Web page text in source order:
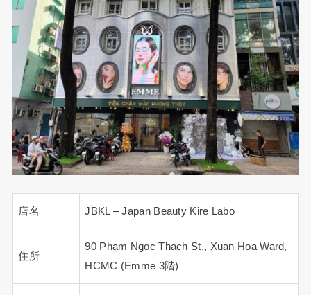
店名 JBKL – Japan Beauty Kire Labo
住所
90 Pham Ngoc Thach St., Xuan Hoa Ward,
HCMC (Emme 3階)